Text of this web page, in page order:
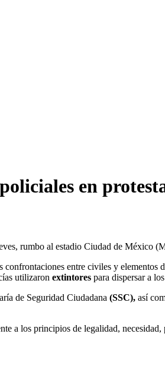
en
rumbo al estadio Ciudad de México
confrontaciones entre civiles y elementos
utilizaron extintores para dispersar a
de Seguridad Ciudadana (SSC), así
a los principios de legalidad,